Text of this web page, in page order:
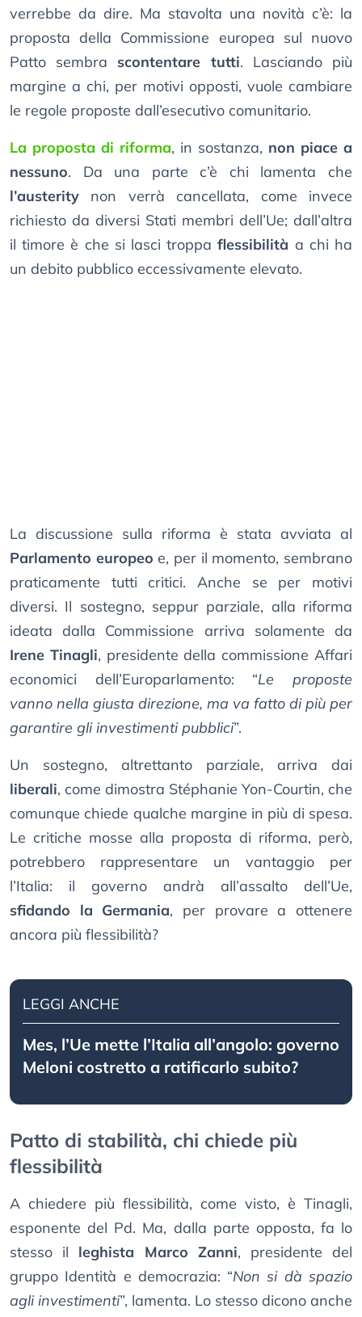
verrebbe da dire. Ma stavolta una novità c’è: la
proposta della Commissione europea sul nuovo
Patto sembra scontentare tutti. Lasciando più
margine a chi, per motivi opposti, vuole cambiare
le regole proposte dall’esecutivo comunitario.
La proposta di riforma, in sostanza, non piace a
nessuno. Da una parte c’è chi lamenta che
l’austerity non verrà cancellata, come invece
richiesto da diversi Stati membri dell’Ue; dall’altra
il timore è che si lasci troppaflessibilità a chi ha
un debito pubblico eccessivamente elevato.
La discussione sulla riforma è stata avviata al
Parlamento europeo e, per il momento, sembrano
praticamente tutti critici. Anche se per motivi
diversi. Il sostegno, seppur parziale, alla riforma
ideata dalla Commissione arriva solamente da
Irene Tinagli, presidente della commissione Affari
economici dell’Europarlamento: “Le proposte
vanno nella giusta direzione, ma va fatto di più per
garantire gli investimenti pubblici”.
Un sostegno, altrettanto parziale, arriva dai
liberali, come dimostra Stéphanie Yon-Courtin, che
comunque chiede qualche margine in più di spesa.
Le critiche mosse alla proposta di riforma, però,
potrebbero rappresentare un vantaggio per
l’Italia: il governo andrà all’assalto dell’Ue,
sfidando la Germania, per provare a ottenere
ancora più flessibilità?
LEGGI ANCHE
Mes, l’Ue mette l’Italia all’angolo: governo
Meloni costretto a ratificarlo subito?
Patto di stabilità, chi chiede più
flessibilità
A chiedere più flessibilità, come visto, è Tinagli,
esponente del Pd. Ma, dalla parte opposta, fa lo
stesso il leghista Marco Zanni, presidente del
gruppo Identità e democrazia: “Non si dà spazio
agli investimenti”, lamenta. Lo stesso dicono anche